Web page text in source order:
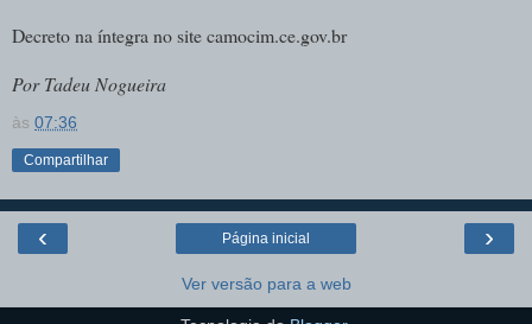
Decreto na íntegra no site camocim.ce.gov.br
Por Tadeu Nogueira
às 07:36
Compartilhar
‹ ›
Página inicial
Ver versão para a web